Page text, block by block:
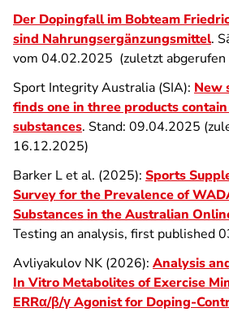
Der Dopingfall im Bobteam
sind Nahrungsergänzungsmittel.
vom 04.02.2025 (zuletzt
Sport Integrity Australia (SIA): New
finds one in three products
substances. Stand: 09.04.2025
16.12.2025)
Barker L et al. (2025): Sports
Survey for the Prevalence of
Substances in the Australian
Testing an analysis, first published
Avliyakulov NK (2026): Analysis
In Vitro Metabolites of Exercise
ERRα/β/γ Agonist for Doping-